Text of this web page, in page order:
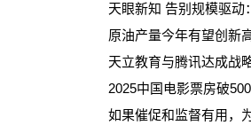
天眼新知 告别规模驱
原油产量今年有望创新
天立教育与腾讯达成战
2025中国电影票房破
如果催促和监督有用，